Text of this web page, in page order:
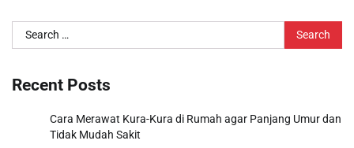
Search
for:
Recent Posts
Cara Merawat Kura-Kura di Rumah agar Panjang Umur dan
Tidak Mudah Sakit